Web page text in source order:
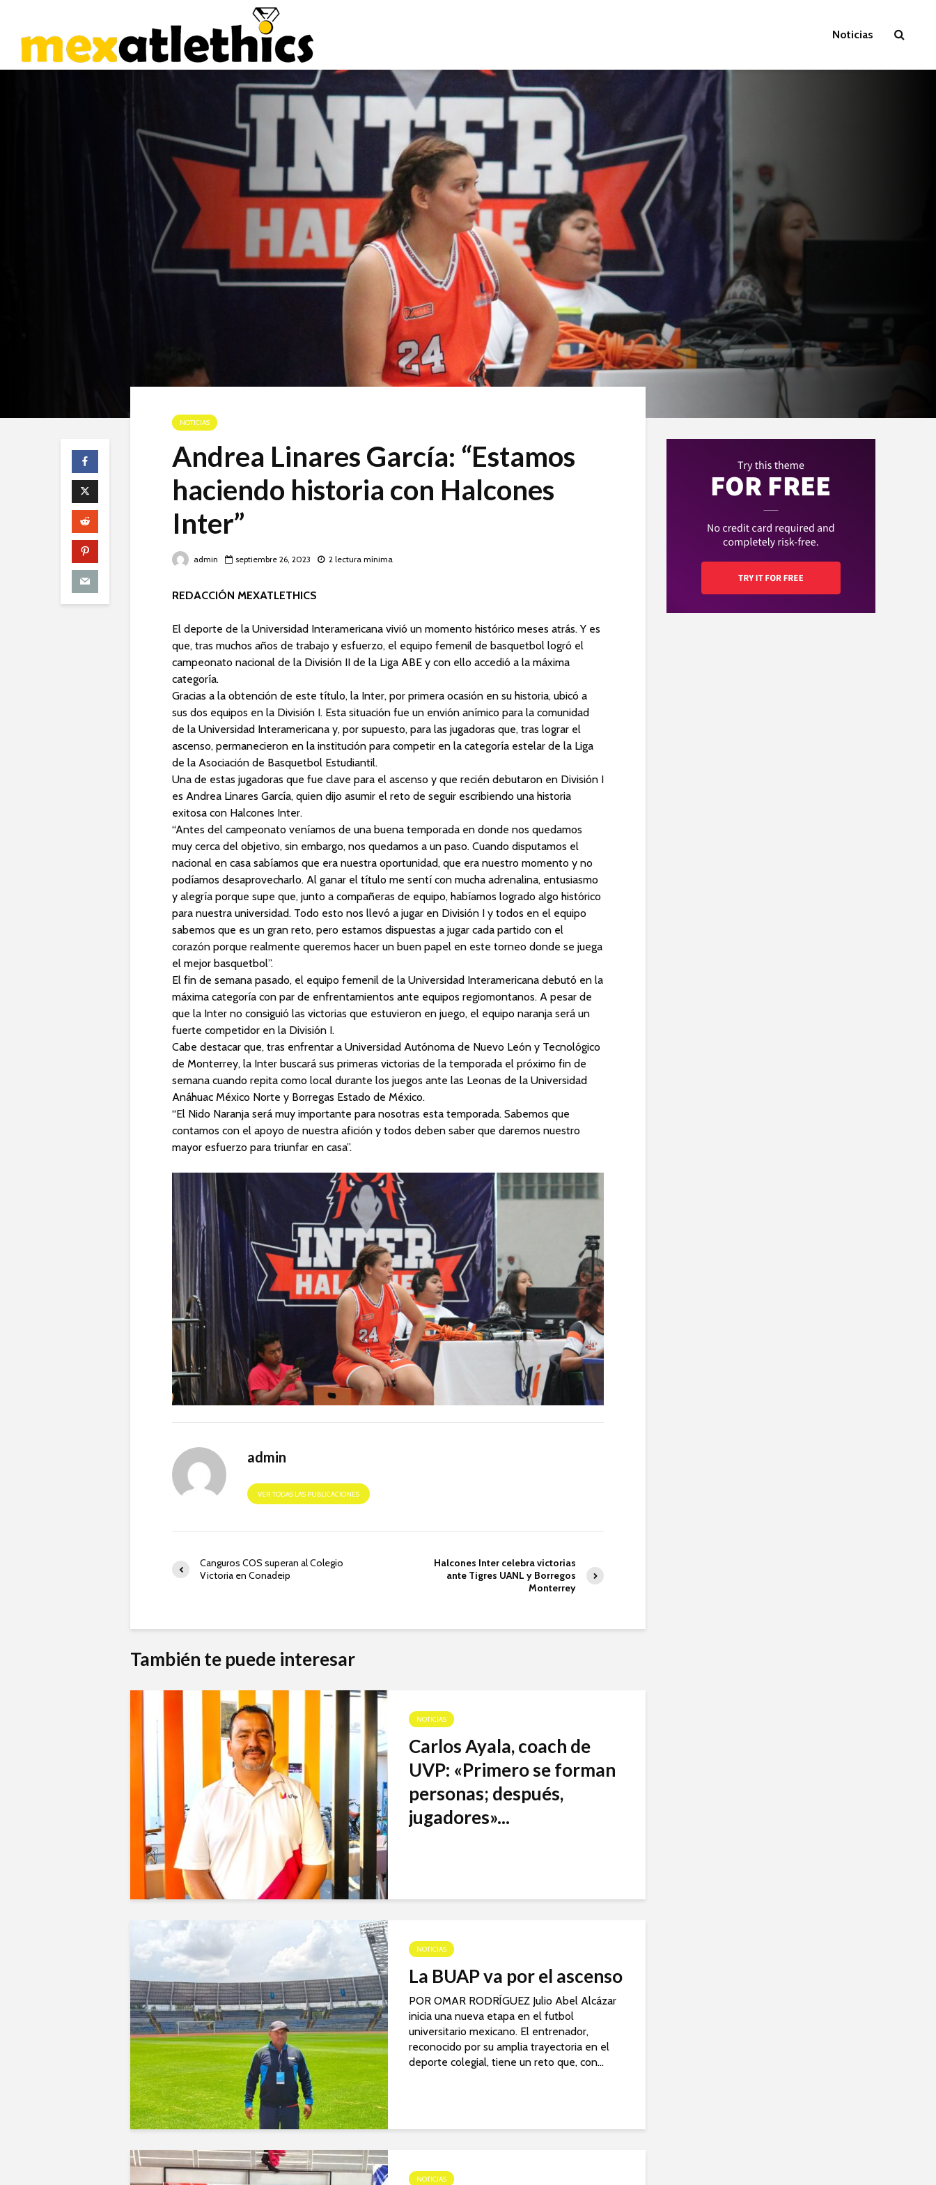
Noticias
NOTICIAS
Andrea Linares García: “Estamos
haciendo historia con Halcones
Inter”
admin septiembre 26, 2023 2 lectura mínima
REDACCIÓN MEXATLETHICS
El deporte de la Universidad Interamericana vivió un momento histórico meses atrás. Y es
que, tras muchos años de trabajo y esfuerzo, el equipo femenil de basquetbol logró el
campeonato nacional de la División II de la Liga ABE y con ello accedió a la máxima
categoría.
Gracias a la obtención de este título, la Inter, por primera ocasión en su historia, ubicó a
sus dos equipos en la División I. Esta situación fue un envión anímico para la comunidad
de la Universidad Interamericana y, por supuesto, para las jugadoras que, tras lograr el
ascenso, permanecieron en la institución para competir en la categoría estelar de la Liga
de la Asociación de Basquetbol Estudiantil.
Una de estas jugadoras que fue clave para el ascenso y que recién debutaron en División I
es Andrea Linares García, quien dijo asumir el reto de seguir escribiendo una historia
exitosa con Halcones Inter.
“Antes del campeonato veníamos de una buena temporada en donde nos quedamos
muy cerca del objetivo, sin embargo, nos quedamos a un paso. Cuando disputamos el
nacional en casa sabíamos que era nuestra oportunidad, que era nuestro momento y no
podíamos desaprovecharlo. Al ganar el título me sentí con mucha adrenalina, entusiasmo
y alegría porque supe que, junto a compañeras de equipo, habíamos logrado algo histórico
para nuestra universidad. Todo esto nos llevó a jugar en División I y todos en el equipo
sabemos que es un gran reto, pero estamos dispuestas a jugar cada partido con el
corazón porque realmente queremos hacer un buen papel en este torneo donde se juega
el mejor basquetbol”.
El fin de semana pasado, el equipo femenil de la Universidad Interamericana debutó en la
máxima categoría con par de enfrentamientos ante equipos regiomontanos. A pesar de
que la Inter no consiguió las victorias que estuvieron en juego, el equipo naranja será un
fuerte competidor en la División I.
Cabe destacar que, tras enfrentar a Universidad Autónoma de Nuevo León y Tecnológico
de Monterrey, la Inter buscará sus primeras victorias de la temporada el próximo fin de
semana cuando repita como local durante los juegos ante las Leonas de la Universidad
Anáhuac México Norte y Borregas Estado de México.
“El Nido Naranja será muy importante para nosotras esta temporada. Sabemos que
contamos con el apoyo de nuestra afición y todos deben saber que daremos nuestro
mayor esfuerzo para triunfar en casa”.
admin
VER TODAS LAS PUBLICACIONES
Canguros COS superan al Colegio
Victoria en Conadeip
Halcones Inter celebra victorias
ante Tigres UANL y Borregos
Monterrey
También te puede interesar
NOTICIAS
Carlos Ayala, coach de
UVP: «Primero se forman
personas; después,
jugadores»...
NOTICIAS
La BUAP va por el ascenso
POR OMAR RODRÍGUEZ Julio Abel Alcázar
inicia una nueva etapa en el futbol
universitario mexicano. El entrenador,
reconocido por su amplia trayectoria en el
deporte colegial, tiene un reto que, con...
NOTICIAS